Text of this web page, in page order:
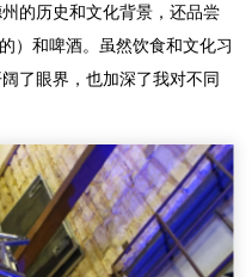
的历史和文化背景，还品尝
）和啤酒。虽然饮食和文化习
了眼界，也加深了我对不同